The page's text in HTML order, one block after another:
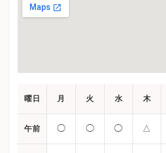
曜日 月 火 水 木
午前 ◯ ◯ ◯ △